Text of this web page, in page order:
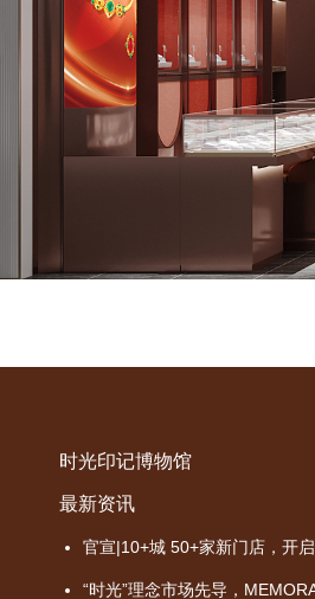
时光印记博物馆
最新资讯
官宣|10+城 50+家新门店，开